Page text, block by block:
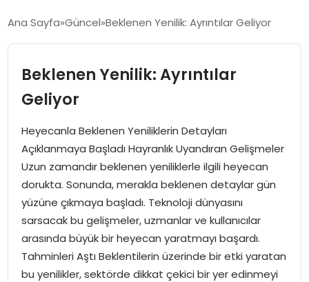
GÜNDEM
EKONOMI
İDEAL SPOR
YAŞAM
MAGAZIN
SAĞLIK
Ana Sayfa Güncel Beklenen Yenilik: Ayrıntılar Geliyor
Beklenen Yenilik: Ayrıntılar
Geliyor
Heyecanla Beklenen Yeniliklerin Detayları
Açıklanmaya Başladı Hayranlık Uyandıran Gelişmeler
Uzun zamandır beklenen yeniliklerle ilgili heyecan
dorukta. Sonunda, merakla beklenen detaylar gün
yüzüne çıkmaya başladı. Teknoloji dünyasını
sarsacak bu gelişmeler, uzmanlar ve kullanıcılar
arasında büyük bir heyecan yaratmayı başardı.
Tahminleri Aştı Beklentilerin üzerinde bir etki yaratan
bu yenilikler, sektörde dikkat çekici bir yer edinmeyi